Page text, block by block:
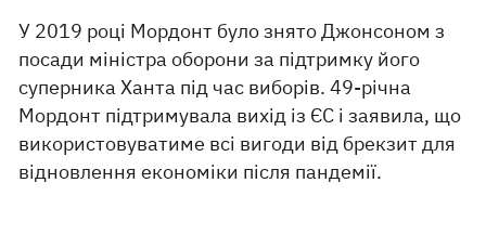
У 2019 році Мордонт було знято Джонсоном з
посади міністра оборони за підтримку його
суперника Ханта під час виборів. 49-річна
Мордонт підтримувала вихід із ЄС і заявила, що
використовуватиме всі вигоди від брекзит для
відновлення економіки після пандемії.